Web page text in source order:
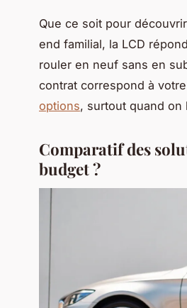
Que ce soit pour
end familial, la LCD
rouler en neuf sans en
contrat correspond à
options, surtout quand
Comparatif des
budget ?